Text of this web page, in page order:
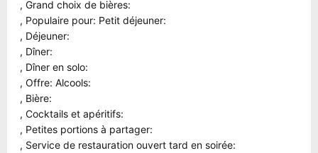
, Grand choix de bières:
, Populaire pour: Petit déjeuner:
, Déjeuner:
, Dîner:
, Dîner en solo:
, Offre: Alcools:
, Bière:
, Cocktails et apéritifs:
, Petites portions à partager:
, Service de restauration ouvert tard en soirée: